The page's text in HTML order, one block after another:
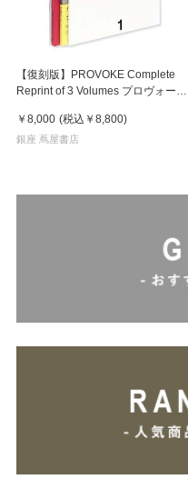
【復刻版】PROVOKE Complete
Reprint of 3 Volumes プロヴォーク
￥8,000 (税込 ￥8,800)
銀座 蔦屋書店